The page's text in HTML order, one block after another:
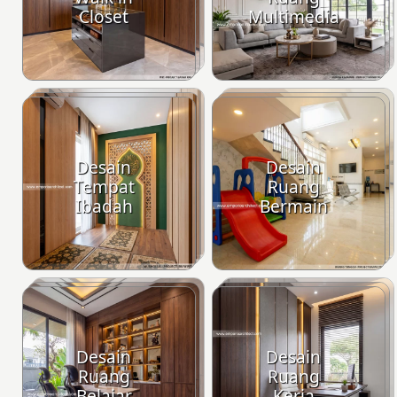
Closet
Multimedia
Desain
Tempat
Ibadah
Desain
Ruang
Bermain
Desain
Ruang
Desain
Ruang